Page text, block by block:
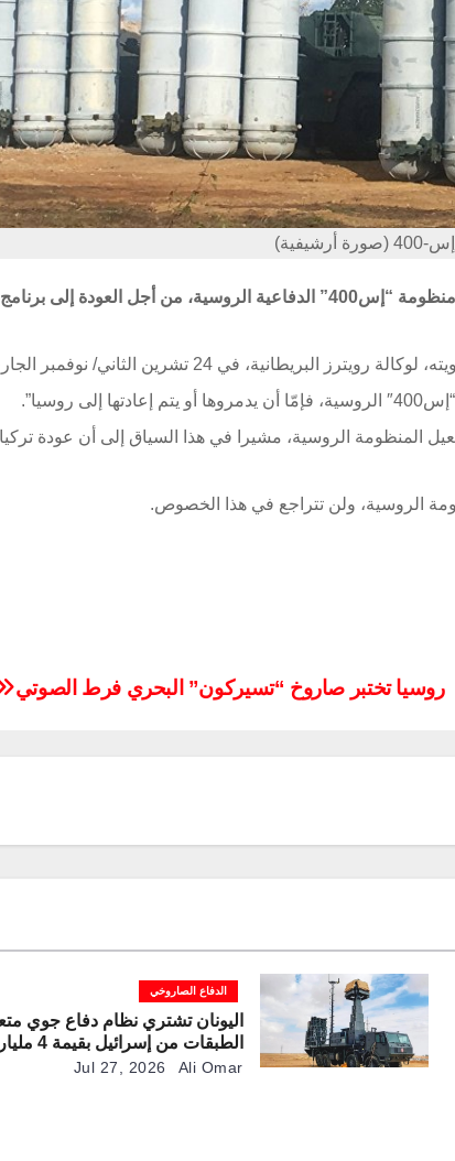
قال مسؤول في وزارة الخارجية الأميركية، إن على تركيا التخلص من منظومة “إس400” الدفاعية الروسية، من أجل العودة إلى برنامج
في 24 تشرين الثاني/ نوفمبر الجاري.
المنظومة الروسية، مشيرا في هذا السياق إلى أن عودة
الروسية، ولن تتراجع في هذا الخصوص.
روسيا تختبر صاروخ “تسيركون” البحري فرط الصوتي
الدفاع الصاروخي
اليونان تشتري نظام دفاع جوي
الطبقات من
دولار
Jul 27, 2026 Ali Omar